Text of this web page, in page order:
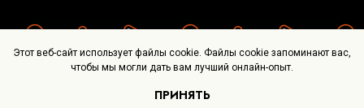
Этот веб-сайт использует файлы cookie. Файлы cookie запоминают вас,
чтобы мы могли дать вам лучший онлайн-опыт.
ПРИНЯТЬ